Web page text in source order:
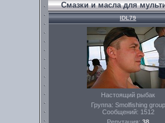
Смазки и масла для
IDL79
Настоящий рыбак
Группа: Smolfishing group
Сообщений: 1512